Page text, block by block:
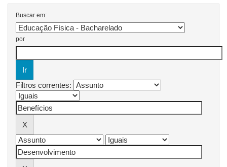
Buscar em:
por
Filtros correntes: